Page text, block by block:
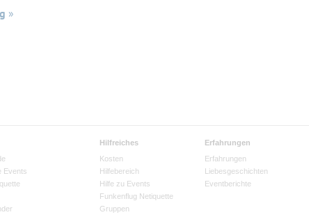
»
Events
Hilfreiches
Kosten
Hilfebereich
Hilfe zu Events
Funkenflug Netiquette
Gruppen
Erfahrungen
Erfahrungen
Liebesgeschichten
Eventberichte